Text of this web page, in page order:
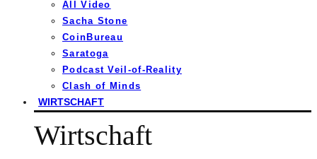
All Video
Sacha Stone
CoinBureau
Saratoga
Podcast Veil-of-Reality
Clash of Minds
WIRTSCHAFT
Wirtschaft